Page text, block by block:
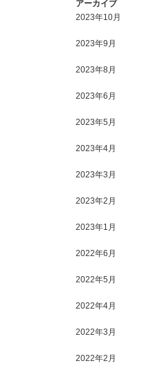
アーカイブ
2023年10月
2023年9月
2023年8月
2023年6月
2023年5月
2023年4月
2023年3月
2023年2月
2023年1月
2022年6月
2022年5月
2022年4月
2022年3月
2022年2月